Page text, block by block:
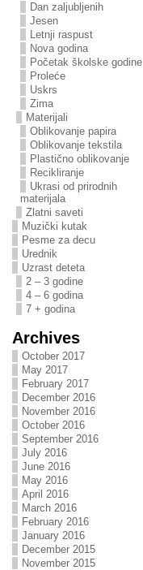
Dan zaljubljenih
Jesen
Letnji raspust
Nova godina
Početak školske godine
Proleće
Uskrs
Zima
Materijali
Oblikovanje papira
Oblikovanje tekstila
Plastično oblikovanje
Recikliranje
Ukrasi od prirodnih
materijala
Zlatni saveti
Muzički kutak
Pesme za decu
Urednik
Uzrast deteta
2 – 3 godine
4 – 6 godina
7 + godina
Archives
October 2017
May 2017
February 2017
December 2016
November 2016
October 2016
September 2016
July 2016
June 2016
May 2016
April 2016
March 2016
February 2016
January 2016
December 2015
November 2015